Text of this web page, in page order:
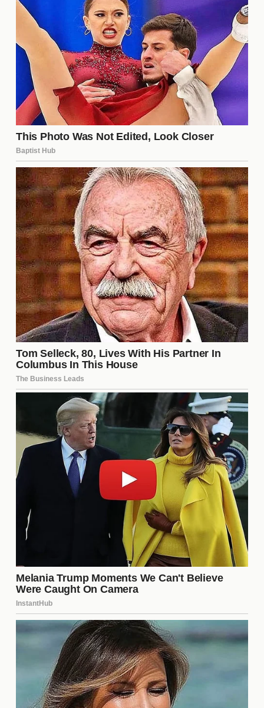
celebración, marcando un hito en la noche del
boxeo.
Impacto en las Carreras de los
Boxeadores
Tras el combate, las repercusiones fueron
inmediatas. Para Gervonta Davis, esta victoria
reafirmó su estatus como un contendiente serio en
el mundo del boxeo. Por otro lado, Hector Luis
Garcia, aunque derrotado, demostró su tenacidad y
habilidades, lo que le permitió mantener una base
de seguidores leales. Ambos boxeadores salieron
del ring con nuevas lecciones aprendidas y un
futuro prometedor, lo que resalta la naturaleza
competitiva y emocionante de este deporte.
Reacciones de los Fanáticos y
Críticos
Las reacciones tras el combate fueron diversas. Los
fanáticos de Davis celebraron su victoria con
entusiasmo, mientras que los críticos elogiaron su
estrategia y ejecución. En redes sociales, las
opiniones se multiplicaron, con análisis sobre el
desempeño de ambos boxeadores. Este
enfrentamiento no solo capturó la atención de los
seguidores del boxeo, sino que también atrajo a
nuevos aficionados, gracias a la intensidad y
emoción del combate. Las palabras“Gervonta
Davis”
“Hector Luis Garcia” se convirtieron en
tendencia, reflejando el impacto que tuvo esta
pelea en la comunidad del boxeo.
Preparación Previa al Combate
La preparación para un combate de tal magnitud es
fundamental. Tanto Gervonta Davis como Hector
Luis Garcia dedicaron meses a entrenar, ajustando
su dieta y régimen de ejercicios para alcanzar el
pico de su rendimiento. Este proceso incluyó:
Entrenamientos intensivos en el gimnasio.
Estudios de video sobre el estilo del oponente.
Simulaciones de pelea para ajustar estrategias.